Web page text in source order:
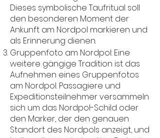
Dieses symbolische Taufritual soll
den besonderen Moment der
Ankunft am Nordpol markieren und
als Erinnerung dienen.
Gruppenfoto am Nordpol: Eine
weitere gängige Tradition ist das
Aufnehmen eines Gruppenfotos
am Nordpol. Passagiere und
Expeditionsteilnehmer versammeln
sich um das Nordpol-Schild oder
den Marker, der den genauen
Standort des Nordpols anzeigt, und